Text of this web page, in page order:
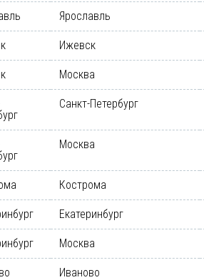
Ярославль
Ижевск
Москва
Санкт-Петербург
Москва
Кострома
Екатеринбург
Москва
Иваново